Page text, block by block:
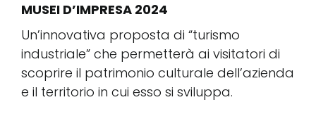
MUSEI D’IMPRESA 2024
Un’innovativa proposta di “turismo
industriale” che permetterà ai visitatori di
scoprire il patrimonio culturale dell’azienda
e il territorio in cui esso si sviluppa.